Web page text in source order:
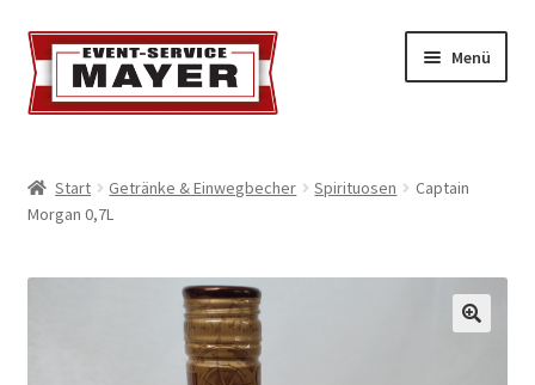
Menü
Event-Service
Standort & Öffnungszeiten
Start Getränke & Einwegbecher Spirituosen
Captain
Morgan 0,7L